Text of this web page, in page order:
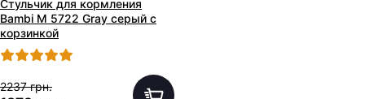
Стульчик для кормления
Bambi M 5722 Gray серый с
корзинкой
2237 грн.